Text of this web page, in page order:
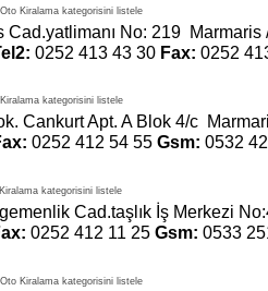
Kiralama kategorisini listele
Cad.yatlimanı No: 219 Marmaris
0252 413 43 30 Fax: 0252
kategorisini listele
Cankurt Apt. A Blok 4/c
0252 412 54 55 Gsm: 0532
kategorisini listele
Cad.taşlık İş Merkezi
0252 412 11 25 Gsm: 0533
Kiralama kategorisini listele